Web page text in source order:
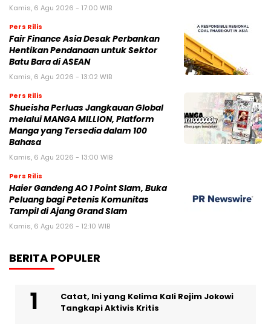
Kamis, 6 Agu 2026 - 17:00 WIB
Pers Rilis
Fair Finance Asia Desak Perbankan
Hentikan Pendanaan untuk Sektor
Batu Bara di ASEAN
Kamis, 6 Agu 2026 - 13:02 WIB
Pers Rilis
Shueisha Perluas Jangkauan Global
melalui MANGA MILLION, Platform
Manga yang Tersedia dalam 100
Bahasa
Kamis, 6 Agu 2026 - 13:00 WIB
Pers Rilis
Haier Gandeng AO 1 Point Slam, Buka
Peluang bagi Petenis Komunitas
Tampil di Ajang Grand Slam
Kamis, 6 Agu 2026 - 12:10 WIB
BERITA POPULER
Catat, Ini yang Kelima Kali Rejim Jokowi
Tangkapi Aktivis Kritis